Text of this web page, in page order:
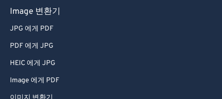
Image 변환기
JPG 에게 PDF
PDF 에게 JPG
HEIC 에게 JPG
Image 에게 PDF